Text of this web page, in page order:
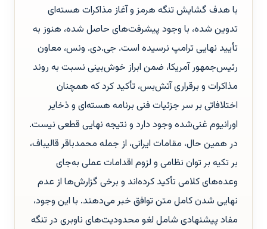
با هدف گشایش تنگه هرمز و آغاز مذاکرات هسته‌ای
تدوین شده، با وجود پیشرفت‌های حاصل شده، هنوز به
تأیید نهایی ترامپ نرسیده است. جی.دی. ونس، معاون
رئیس‌جمهور آمریکا، ضمن ابراز خوش‌بینی نسبت به روند
مذاکرات و برقراری آتش‌بس، تأکید کرد که همچنان
اختلافاتی بر سر جزئیات فنی برنامه هسته‌ای و ذخایر
اورانیوم غنی‌شده وجود دارد و نتیجه نهایی قطعی نیست.
در همین حال، مقامات ایرانی، از جمله محمدباقر قالیباف،
بر تکیه بر توان نظامی و لزوم اقدامات عملی به‌جای
وعده‌های کلامی تأکید کرده‌اند و برخی گزارش‌ها از عدم
نهایی شدن کامل متن توافق خبر می‌دهند. با این وجود،
مفاد پیشنهادی شامل لغو محدودیت‌های ناوبری در تنگه